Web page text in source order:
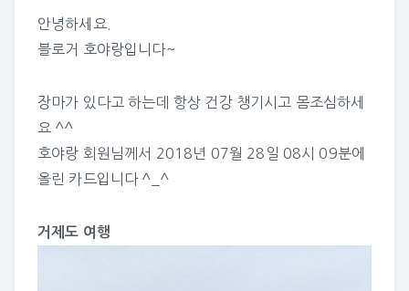
안녕하세요.
블로거 호야랑입니다~
장마가 있다고 하는데 항상 건강 챙기시고 몸조심하세
요 ^^
호야랑 회원님께서 2018년 07월 28일 08시 09분에
올린 카드입니다 ^_^
거제도 여행